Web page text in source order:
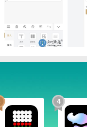
懂的操作流程，实
保存在您的账号
打印机,
形式的条码,
操作的新体验。空
4